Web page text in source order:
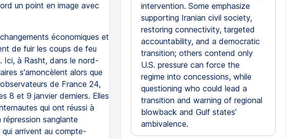
un point en image avec
économiques et
de fuir les coups de feu
Ici, à Rasht, dans le nord-
s'amoncèlent alors que
de France 24,
8 et 9 janvier derniers. Elles
qui ont réussi à
sanglante
arrivent au compte-
intervention. Some emphasize
supporting Iranian civil society,
restoring connectivity, targeted
accountability, and a democratic
transition; others contend only
U.S. pressure can force the
regime into concessions, while
questioning who could lead a
transition and warning of regional
blowback and Gulf states’
ambivalence.